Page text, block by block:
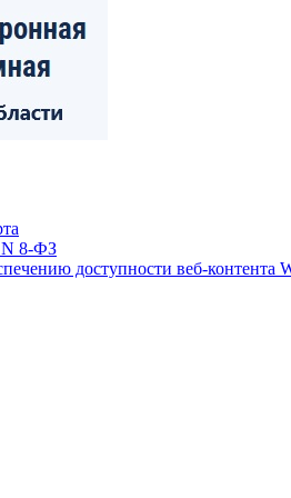
N 8-ФЗ
доступности веб-контента